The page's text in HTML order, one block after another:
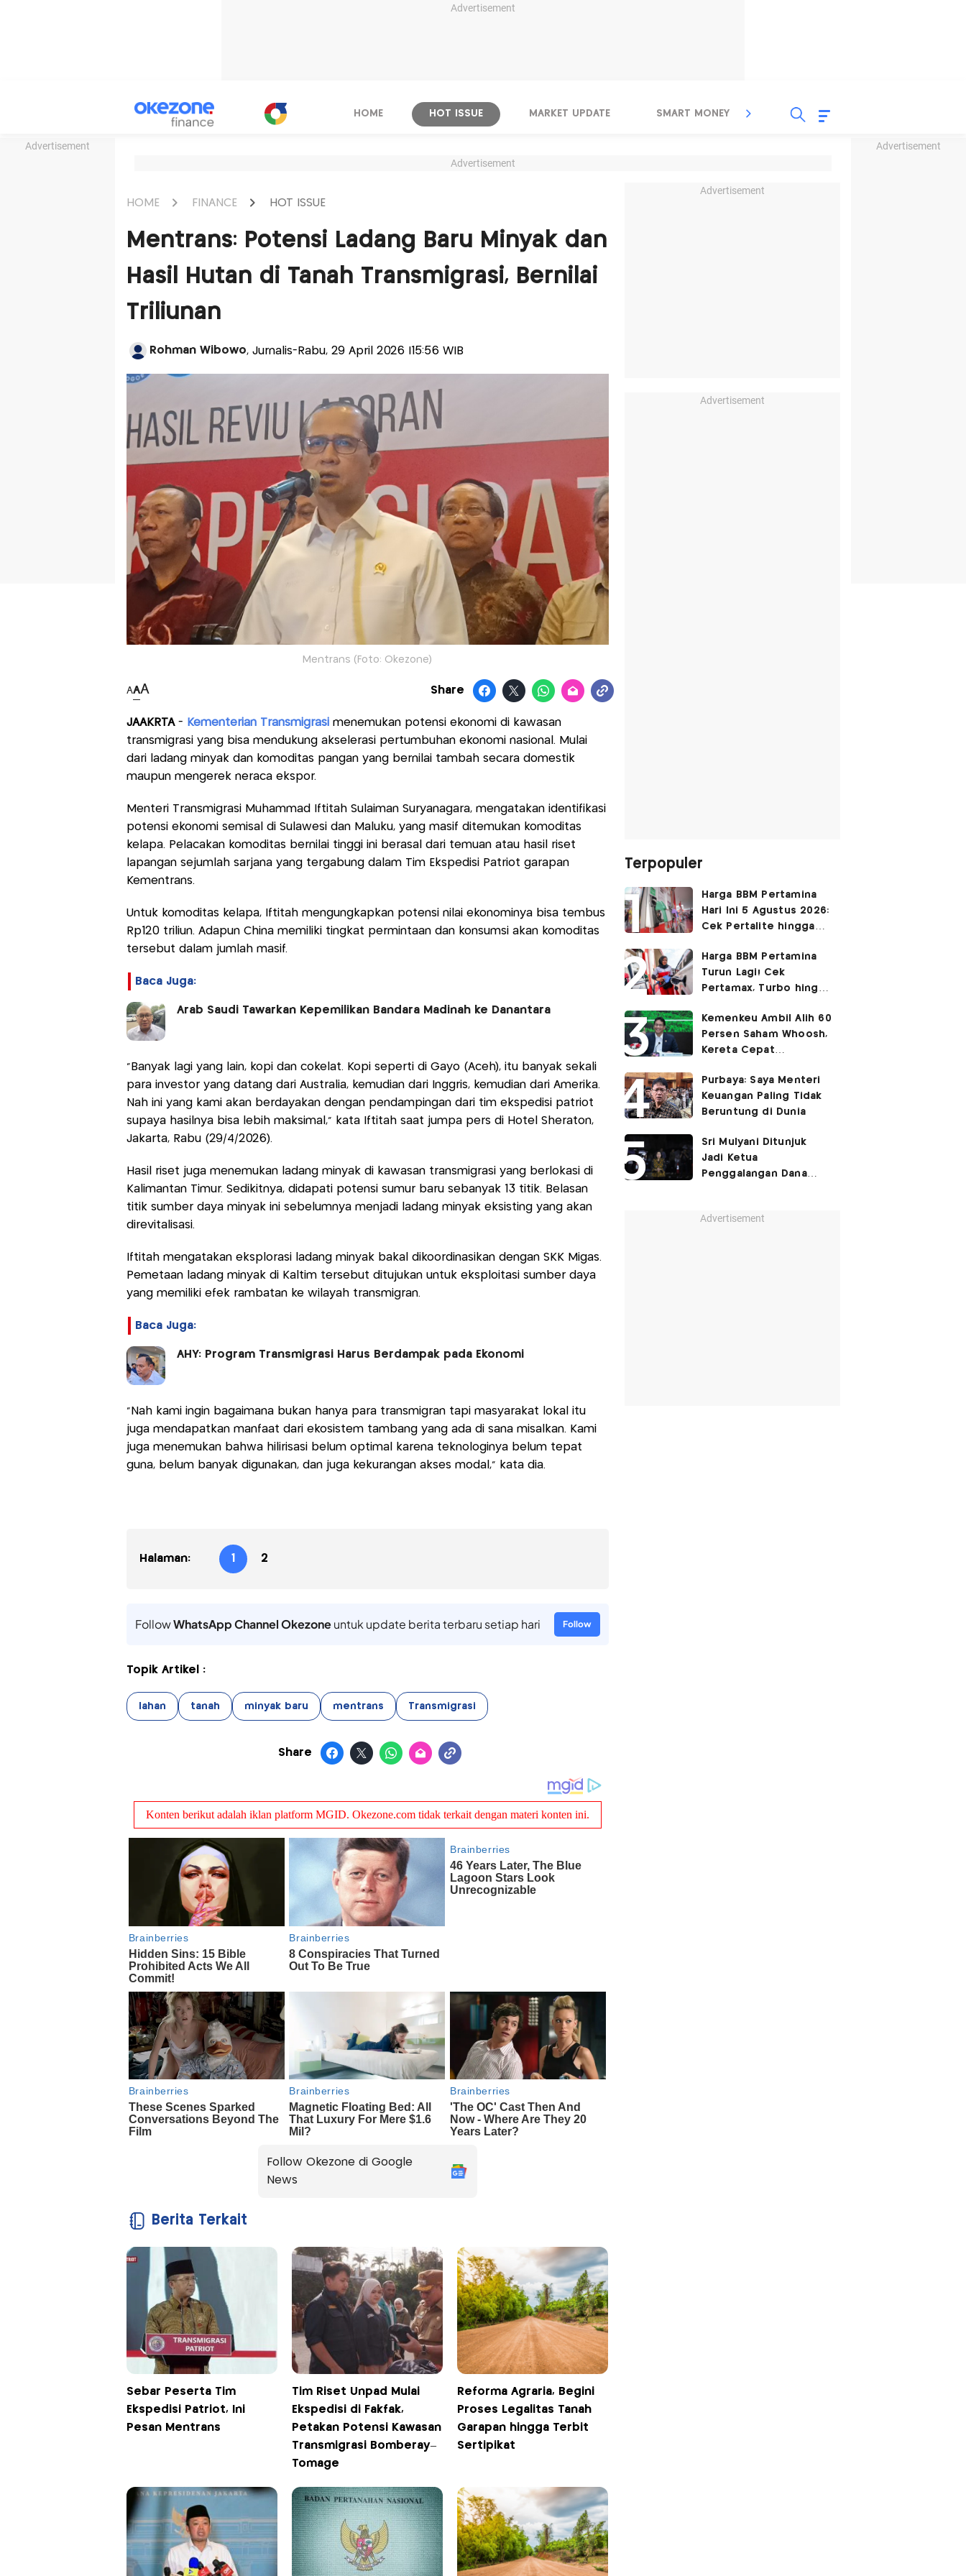
Advertisement
Advertisement Advertisement
HOME HOT ISSUE MARKET UPDATE SMART MONEY INSPIRASI BISNIS
Advertisement
HOME FINANCE HOT ISSUE
Mentrans: Potensi Ladang Baru Minyak dan
Hasil Hutan di Tanah Transmigrasi, Bernilai
Triliunan
Rohman Wibowo, Jurnalis-Rabu, 29 April 2026 |15:56 WIB
Mentrans (Foto: Okezone)
AAA Share
JAAKRTA- Kementerian Transmigrasimenemukan potensi ekonomi di kawasan
transmigrasi yang bisa mendukung akselerasi pertumbuhan ekonomi nasional. Mulai
dari ladang minyak dan komoditas pangan yang bernilai tambah secara domestik
maupun mengerek neraca ekspor.
Menteri Transmigrasi Muhammad Iftitah Sulaiman Suryanagara, mengatakan identifikasi
potensi ekonomi semisal di Sulawesi dan Maluku, yang masif ditemukan komoditas
kelapa. Pelacakan komoditas bernilai tinggi ini berasal dari temuan atau hasil riset
lapangan sejumlah sarjana yang tergabung dalam Tim Ekspedisi Patriot garapan
Kementrans.
Untuk komoditas kelapa, Iftitah mengungkapkan potensi nilai ekonominya bisa tembus
Rp120 triliun. Adapun China memiliki tingkat permintaan dan konsumsi akan komoditas
tersebut dalam jumlah masif.
Baca Juga:
Arab Saudi Tawarkan Kepemilikan Bandara Madinah ke Danantara
"Banyak lagi yang lain, kopi dan cokelat. Kopi seperti di Gayo (Aceh), itu banyak sekali
para investor yang datang dari Australia, kemudian dari Inggris, kemudian dari Amerika.
Nah ini yang kami akan berdayakan dengan pendampingan dari tim ekspedisi patriot
supaya hasilnya bisa lebih maksimal," kata Iftitah saat jumpa pers di Hotel Sheraton,
Jakarta, Rabu (29/4/2026).
Hasil riset juga menemukan ladang minyak di kawasan transmigrasi yang berlokasi di
Kalimantan Timur. Sedikitnya, didapati potensi sumur baru sebanyak 13 titik. Belasan
titik sumber daya minyak ini sebelumnya menjadi ladang minyak eksisting yang akan
direvitalisasi.
Iftitah mengatakan eksplorasi ladang minyak bakal dikoordinasikan dengan SKK Migas.
Pemetaan ladang minyak di Kaltim tersebut ditujukan untuk eksploitasi sumber daya
yang memiliki efek rambatan ke wilayah transmigran.
Baca Juga:
AHY: Program Transmigrasi Harus Berdampak pada Ekonomi
"Nah kami ingin bagaimana bukan hanya para transmigran tapi masyarakat lokal itu
juga mendapatkan manfaat dari ekosistem tambang yang ada di sana misalkan. Kami
juga menemukan bahwa hilirisasi belum optimal karena teknologinya belum tepat
guna, belum banyak digunakan, dan juga kekurangan akses modal," kata dia.
Halaman: 1 2
FollowWhatsApp Channel Okezoneuntuk update berita terbaru setiap hari Follow
Topik Artikel :
lahan tanah minyak baru mentrans Transmigrasi
Share
Follow Okezone di Google
News
Berita Terkait
Sebar Peserta Tim
Ekspedisi Patriot, Ini
Pesan Mentrans
Tim Riset Unpad Mulai
Ekspedisi di Fakfak,
Petakan Potensi Kawasan
Transmigrasi Bomberay–
Tomage
Reforma Agraria, Begini
Proses Legalitas Tanah
Garapan hingga Terbit
Sertipikat
Advertisement
Advertisement
Terpopuler
Harga BBM Pertamina
Hari Ini 5 Agustus 2026:
Cek Pertalite hingga
Turun
Harga BBM Pertamina
Turun Lagi! Cek
Pertamax, Turbo hingga
Agustus 2026
Kemenkeu Ambil Alih 60
Persen Saham Whoosh,
Kereta Cepat
Surabaya
Purbaya: Saya Menteri
Keuangan Paling Tidak
Beruntung di Dunia
Sri Mulyani Ditunjuk
Jadi Ketua
Penggalangan Dana
Advertisement